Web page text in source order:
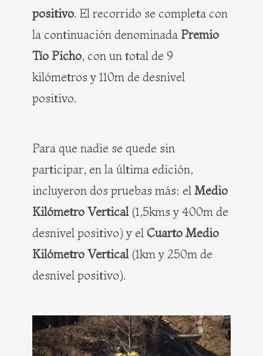
positivo. El recorrido se completa con
la continuación denominada Premio
Tío Picho, con un total de 9
kilómetros y 110m de desnivel
positivo.
Para que nadie se quede sin
participar, en la última edición,
incluyeron dos pruebas más: el Medio
Kilómetro Vertical(1,5kms y 400m de
desnivel positivo) y el Cuarto Medio
Kilómetro Vertical(1km y 250m de
desnivel positivo).